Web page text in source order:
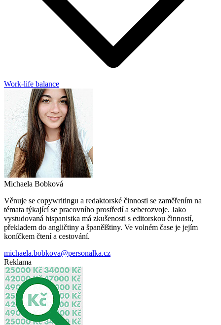
Work-life balance
Michaela Bobková
Věnuje se copywritingu a redaktorské činnosti se zaměřením na
témata týkající se pracovního prostředí a seberozvoje. Jako
vystudovaná hispanistka má zkušenosti s editorskou činností,
překladem do angličtiny a španělštiny. Ve volném čase je jejím
koníčkem čtení a cestování.
michaela.bobkova@personalka.cz
Reklama